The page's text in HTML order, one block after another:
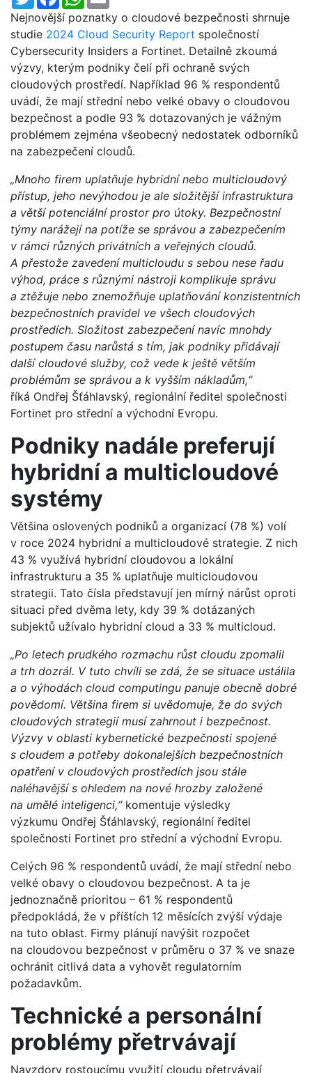
Nejnovější poznatky o cloudové bezpečnosti shrnuje
studie 2024 Cloud Security Report společností
Cybersecurity Insiders a Fortinet. Detailně zkoumá
výzvy, kterým podniky čelí při ochraně svých
cloudových prostředí. Například 96 % respondentů
uvádí, že mají střední nebo velké obavy o cloudovou
bezpečnost a podle 93 % dotazovaných je vážným
problémem zejména všeobecný nedostatek odborníků
na zabezpečení cloudů.
„Mnoho firem uplatňuje hybridní nebo multicloudový
přístup, jeho nevýhodou je ale složitější infrastruktura
a větší potenciální prostor pro útoky. Bezpečnostní
týmy narážejí na potíže se správou a zabezpečením
v rámci různých privátních a veřejných cloudů.
A přestože zavedení multicloudu s sebou nese řadu
výhod, práce s různými nástroji komplikuje správu
a ztěžuje nebo znemožňuje uplatňování konzistentních
bezpečnostních pravidel ve všech cloudových
prostředích. Složitost zabezpečení navíc mnohdy
postupem času narůstá s tím, jak podniky přidávají
další cloudové služby, což vede k ještě větším
problémům se správou a k vyšším nákladům,“
říká Ondřej Šťáhlavský, regionální ředitel společnosti
Fortinet pro střední a východní Evropu.
Podniky nadále preferují
hybridní a multicloudové
systémy
Většina oslovených podniků a organizací (78 %) volí
v roce 2024 hybridní a multicloudové strategie. Z nich
43 % využívá hybridní cloudovou a lokální
infrastrukturu a 35 % uplatňuje multicloudovou
strategii. Tato čísla představují jen mírný nárůst oproti
situaci před dvěma lety, kdy 39 % dotázaných
subjektů užívalo hybridní cloud a 33 % multicloud.
„Po letech prudkého rozmachu růst cloudu zpomalil
a trh dozrál. V tuto chvíli se zdá, že se situace ustálila
a o výhodách cloud computingu panuje obecně dobré
povědomí. Většina firem si uvědomuje, že do svých
cloudových strategií musí zahrnout i bezpečnost.
Výzvy v oblasti kybernetické bezpečnosti spojené
s cloudem a potřeby dokonalejších bezpečnostních
opatření v cloudových prostředích jsou stále
naléhavější s ohledem na nové hrozby založené
na umělé inteligenci,“komentuje výsledky
výzkumu Ondřej Šťáhlavský, regionální ředitel
společnosti Fortinet pro střední a východní Evropu.
Celých 96 % respondentů uvádí, že mají střední nebo
velké obavy o cloudovou bezpečnost. A ta je
jednoznačně prioritou – 61 % respondentů
předpokládá, že v příštích 12 měsících zvýší výdaje
na tuto oblast. Firmy plánují navýšit rozpočet
na cloudovou bezpečnost v průměru o 37 % ve snaze
ochránit citlivá data a vyhovět regulatorním
požadavkům.
Technické a personální
problémy přetrvávají
Navzdory rostoucímu využití cloudu přetrvávají